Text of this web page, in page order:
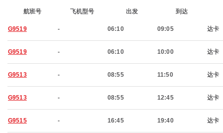
航班号 飞机型号 出发 到达
G9519 - 06:10 09:05 达卡
G9519 - 06:10 10:00 达卡
G9513 - 08:55 11:50 达卡
G9513 - 08:55 12:45 达卡
G9515 - 16:45 19:40 达卡